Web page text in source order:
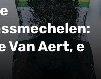
Van Aert, e